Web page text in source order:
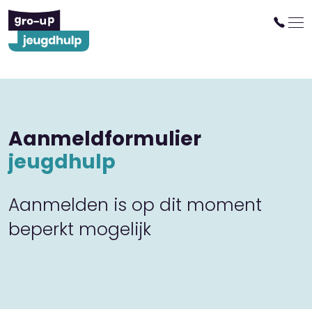
Aanmeldformulier
jeugdhulp
Aanmelden is op dit moment
beperkt mogelijk